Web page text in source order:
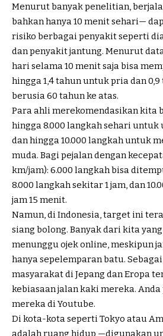
Menurut banyak penelitian,
bahkan hanya 10 menit sehari—
risiko berbagai penyakit seperti
dan penyakit jantung. Menurut
hari selama 10 menit saja bisa
hingga 1,4 tahun untuk pria dan
berusia 60 tahun ke atas.
Para ahli merekomendasikan kita
hingga 8.000 langkah sehari untuk
dan hingga 10.000 langkah untuk
muda. Bagi pejalan dengan
km/jam): 6.000 langkah bisa
8.000 langkah sekitar 1 jam, dan
jam 15 menit.
Namun, di Indonesia, target ini
siang bolong. Banyak dari kita
menunggu ojek online, meskipun
hanya sepelemparan batu.
masyarakat di Jepang dan Eropa
kebiasaan jalan kaki mereka.
mereka di Youtube.
Di kota-kota seperti Tokyo atau
adalah ruang hidup —digunakan